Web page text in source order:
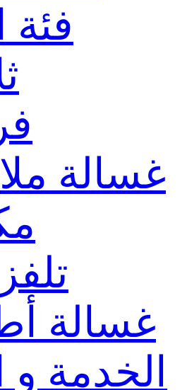
فئة
غسالة
غسالة
الخدمة و